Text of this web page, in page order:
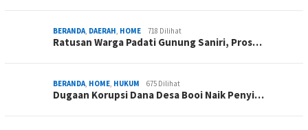
BERANDA DAERAH HOME 718 Dilihat
Ratusan Warga Padati Gunung Saniri, Pros…
BERANDA HOME HUKUM 675 Dilihat
Dugaan Korupsi Dana Desa Booi Naik Penyi…